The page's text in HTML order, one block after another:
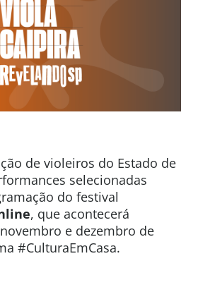
de violeiros do Estado de
selecionadas
do festival
, que acontecerá
e dezembro de
#CulturaEmCasa.